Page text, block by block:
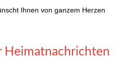
Ihnen von ganzem Herzen
Heimatnachrichten